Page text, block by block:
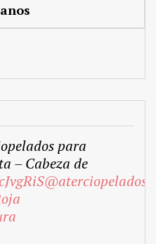
para
– Cabeza de
@aterciopelados